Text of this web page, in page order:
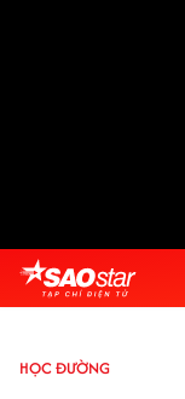
HỌC ĐƯỜNG